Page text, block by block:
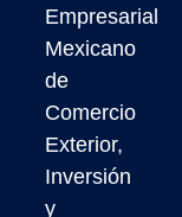
Empresarial
Mexicano
de
Comercio
Exterior,
Inversión
y